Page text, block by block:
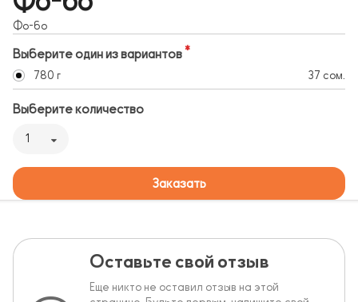
Фо-бо
Выберите один из вариантов
780 г 37 сом.
Выберите количество
1
Заказать
Оставьте свой отзыв
Еще никто не оставил отзыв на этой